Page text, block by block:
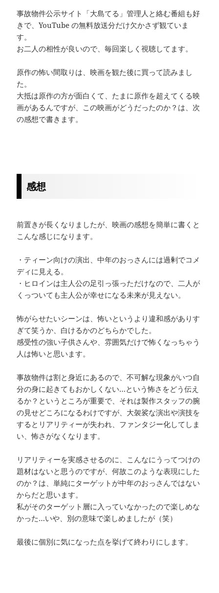
事故物件公示サイト「大島てる」管理人と絡む番組も好
きで、YouTube の無料放送分だけ欠かさず観ていま
す。
お二人の相性が良いので、毎回楽しく視聴してます。
原作の怖い間取りは、映画を観た後に買って読みまし
た。
大抵は原作の方が面白くて、たまに原作を超えてくる映
画があるんですが、この映画がどうだったのか？は、次
の感想で書きます。
感想
前置きが長くなりましたが、映画の感想を簡単に書くと
こんな感じになります。
・ティーン向けの演出、中年のおっさんには過剰でコメ
ディに見える。
・ヒロインは主人公の足引っ張っただけなので、二人が
くっついても主人公が幸せになる未来が見えない。
怖がらせたいシーンは、怖いというより違和感がありす
ぎて笑うか、白けるかのどちらかでした。
感受性の強い子供さんや、雰囲気だけで怖くなっちゃう
人は怖いと思います。
事故物件は割と身近にあるので、不可解な現象がいつ自
分の身に起きてもおかしくない…という怖さをどう伝え
るか？というところが重要で、それは製作スタッフの腕
の見せどころになるわけですが、大袈裟な演出や演技を
するとリアリティーが失われ、ファンタジー化してしま
い、怖さがなくなります。
リアリティーを実感させるのに、こんなにうってつけの
題材はないと思うのですが、何故このような表現にした
のか？は、単純にターゲットが中年のおっさんではない
からだと思います。
私がそのターゲット層に入っていなかったので楽しめな
かった…いや、別の意味で楽しめましたが（笑）
最後に個別に気になった点を挙げて終わりにします。